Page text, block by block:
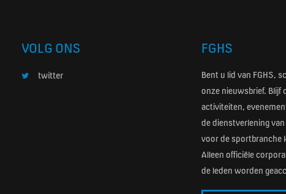
VOLG ONS
twitter
FGHS
Bent u lid van FGHS,
onze nieuwsbrief. Blijf
activiteiten,
de dienstverlening van
voor de sportbranche
Alleen officiële
de leden worden